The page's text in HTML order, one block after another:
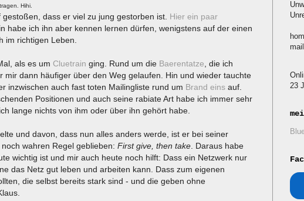
Hihi.
dass er viel zu jung gestorben ist. Hier ein paar
habe ich ihn aber kennen lernen dürfen, wenigstens auf der einen
im richtigen Leben.
als es um Cluetrain ging. Rund um die Baerentatze , die ich
mir dann häufiger über den Weg gelaufen. Hin und wieder tauchte
inzwischen auch fast toten Mailingliste rund um Brand eins auf.
Positionen und auch seine rabiate Art habe ich immer sehr
lange nichts von ihm oder über ihn gehört habe.
und davon, dass nun alles anders werde, ist er bei seiner
wahren Regel geblieben: First give, then take . Daraus habe
wichtig ist und mir auch heute noch hilft: Dass ein Netzwerk nur
das Netz gut leben und arbeiten kann. Dass zum eigenen
die selbst bereits stark sind - und die geben ohne
23